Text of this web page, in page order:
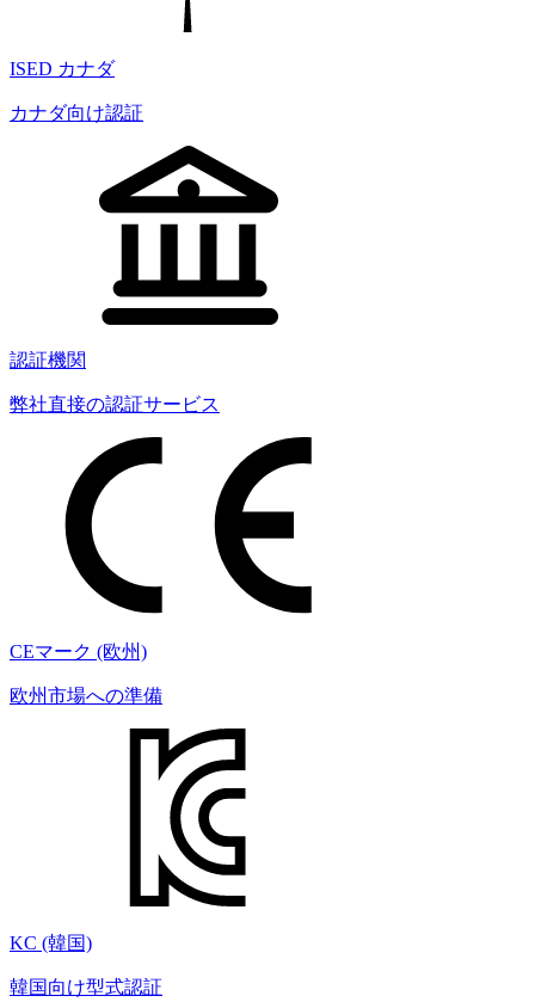
ISED カナダ
カナダ向け認証
認証機関
弊社直接の認証サービス
CEマーク (欧州)
欧州市場への準備
KC (韓国)
韓国向け型式認証